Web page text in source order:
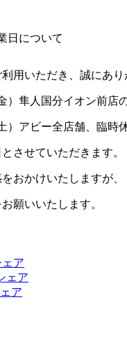
日について
用いただき、誠にあり
）隼人国分イオン前店
）アビー全店舗、臨時
させていただきます。
おかけいたしますが、
願いいたします。